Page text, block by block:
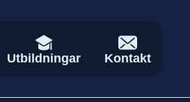
Utbildningar Kontakt